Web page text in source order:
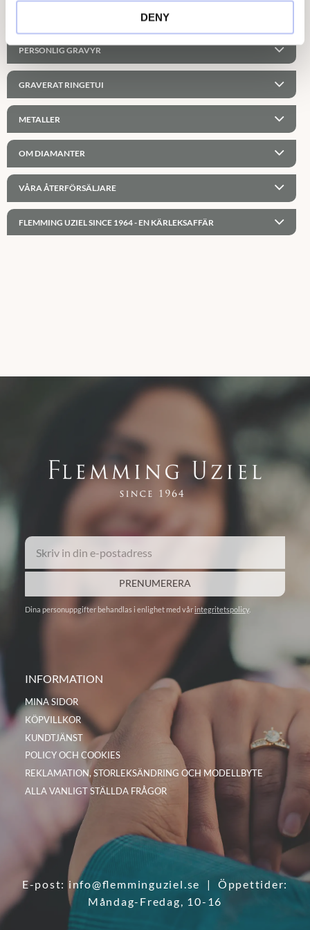
DENY
PERSONLIG GRAVYR
GRAVERAT RINGETUI
METALLER
OM DIAMANTER
VÅRA ÅTERFÖRSÄLJARE
FLEMMING UZIEL SINCE 1964 - EN KÄRLEKSAFFÄR
PRENUMERERA
Dina personuppgifter behandlas i enlighet med vår integritetspolicy.
INFORMATION
MINA SIDOR
KÖPVILLKOR
KUNDTJÄNST
POLICY OCH COOKIES
REKLAMATION, STORLEKSÄNDRING OCH MODELLBYTE
ALLA VANLIGT STÄLLDA FRÅGOR
E-post: info@flemminguziel.se
| Öppettider:
Måndag-Fredag, 10-16